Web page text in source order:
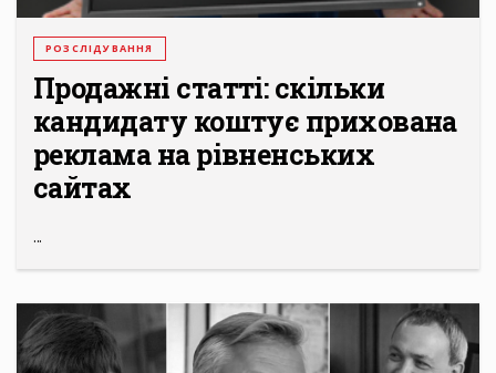
РОЗСЛІДУВАННЯ
Продажні статті: скільки
кандидату коштує прихована
реклама на рівненських
сайтах
...